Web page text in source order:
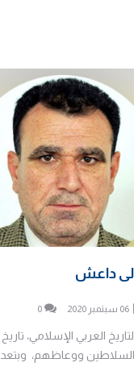
داعش
0
العربي الإسلامي،
السلاطين ووعاظهم،